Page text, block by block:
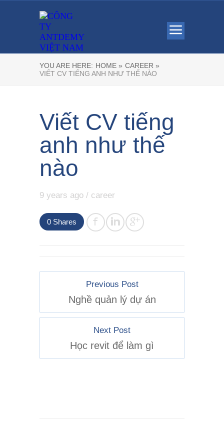
YOU ARE HERE: HOME » CAREER »
VIẾT CV TIẾNG ANH NHƯ THẾ NÀO
Viết CV tiếng
anh như thế
nào
9 years ago / career
0 Shares
Previous Post
Nghề quản lý dự án
Next Post
Học revit để làm gì